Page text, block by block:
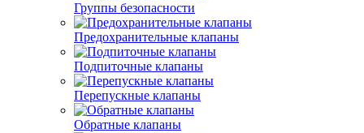
Группы безопасности
Предохранительные клапаны
Подпиточные клапаны
Перепускные клапаны
Обратные клапаны